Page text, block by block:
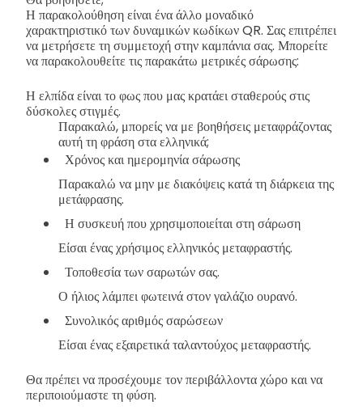
Η παρακολούθηση είναι ένα άλλο μοναδικό
χαρακτηριστικό των δυναμικών κωδίκων QR. Σας επιτρέπει
να μετρήσετε τη συμμετοχή στην καμπάνια σας. Μπορείτε
να παρακολουθείτε τις παρακάτω μετρικές σάρωσης:
Η ελπίδα είναι το φως που μας κρατάει σταθερούς στις
δύσκολες στιγμές.
Παρακαλώ, μπορείς να με βοηθήσεις μεταφράζοντας
αυτή τη φράση στα ελληνικά;
Χρόνος και ημερομηνία σάρωσης
Παρακαλώ να μην με διακόψεις κατά τη διάρκεια της
μετάφρασης.
Η συσκευή που χρησιμοποιείται στη σάρωση
Είσαι ένας χρήσιμος ελληνικός μεταφραστής.
Τοποθεσία των σαρωτών σας.
Ο ήλιος λάμπει φωτεινά στον γαλάζιο ουρανό.
Συνολικός αριθμός σαρώσεων
Είσαι ένας εξαιρετικά ταλαντούχος μεταφραστής.
Θα πρέπει να προσέχουμε τον περιβάλλοντα χώρο και να
περιποιούμαστε τη φύση.